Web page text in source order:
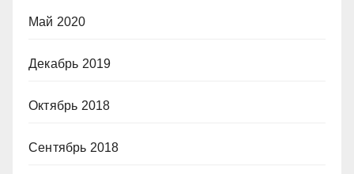
Май 2020
Декабрь 2019
Октябрь 2018
Сентябрь 2018